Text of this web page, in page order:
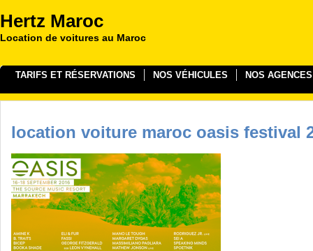
Hertz Maroc
Location de voitures au Maroc
TARIFS ET RÉSERVATIONS NOS VÉHICULES NOS AGENCES
location voiture maroc oasis festival